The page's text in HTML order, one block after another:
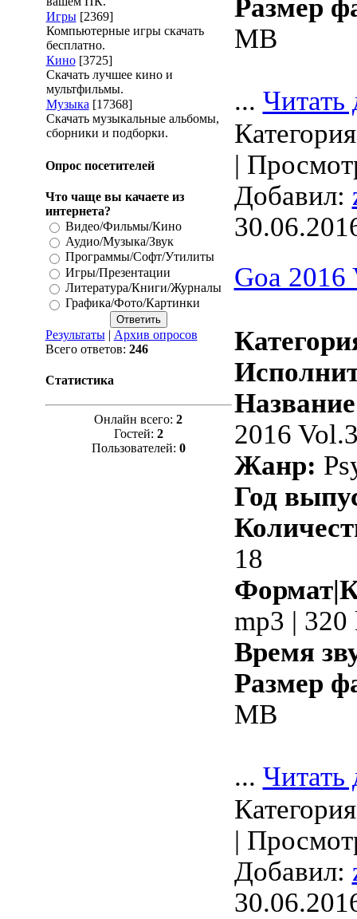
Игры [2369]
Компьютерные игры скачать
бесплатно.
Кино [3725]
Скачать лучшее кино и
мультфильмы.
Музыка [17368]
Скачать музыкальные альбомы,
сборники и подборки.
Опрос посетителей
Что чаще вы качаете из
интернета?
Видео/Фильмы/Кино
Аудио/Музыка/Звук
Программы/Софт/Утилиты
Игры/Презентации
Литература/Книги/Журналы
Графика/Фото/Картинки
Результаты| Архив опросов
Всего ответов: 246
Статистика
Онлайн всего: 2
Гостей: 2
Пользователей: 0
Размер
MB
... Читать
|
Добавил:
Goa 2016
2016
Жанр:
Год
18
mp3 | 320
Время
Размер
MB
... Читать
|
Добавил: